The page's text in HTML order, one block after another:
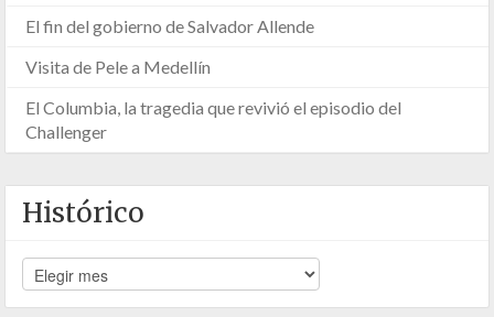
El fin del gobierno de Salvador Allende
Visita de Pele a Medellín
El Columbia, la tragedia que revivió el episodio del
Challenger
Histórico